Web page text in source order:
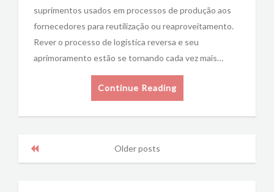
suprimentos usados em processos de produção aos
fornecedores para reutilização ou reaproveitamento.
Rever o processo de logística reversa e seu
aprimoramento estão se tornando cada vez mais…
Continue Reading
Older posts